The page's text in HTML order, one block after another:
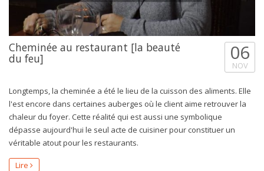
Cheminée au restaurant [la beauté
du feu] 06
NOV
Longtemps, la cheminée a été le lieu de la cuisson des aliments. Elle
l'est encore dans certaines auberges où le client aime retrouver la
chaleur du foyer. Cette réalité qui est aussi une symbolique
dépasse aujourd'hui le seul acte de cuisiner pour constituer un
véritable atout pour les restaurants.
Lire